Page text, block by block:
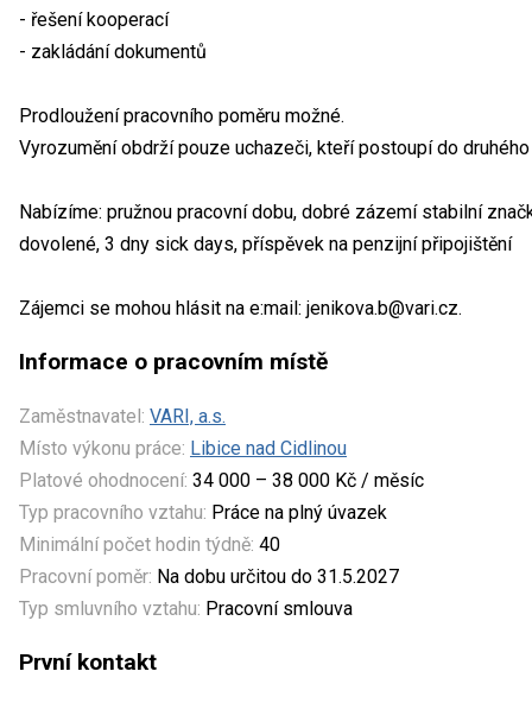
- řešení kooperací
- zakládání dokumentů
Prodloužení pracovního poměru možné.
Vyrozumění obdrží pouze uchazeči, kteří postoupí do
Nabízíme: pružnou pracovní dobu, dobré zázemí stabilní
dovolené, 3 dny sick days, příspěvek na penzijní připojištění
Zájemci se mohou hlásit na e:mail: jenikova.b@vari.cz.
Informace o pracovním místě
Zaměstnavatel: VARI, a.s.
Místo výkonu práce: Libice nad Cidlinou
Platové ohodnocení: 34 000 – 38 000 Kč / měsíc
Typ pracovního vztahu: Práce na plný úvazek
Minimální počet hodin týdně: 40
Pracovní poměr: Na dobu určitou do 31.5.2027
Typ smluvního vztahu: Pracovní smlouva
První kontakt